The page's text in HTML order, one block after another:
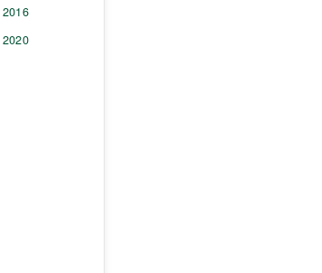
2016
2020